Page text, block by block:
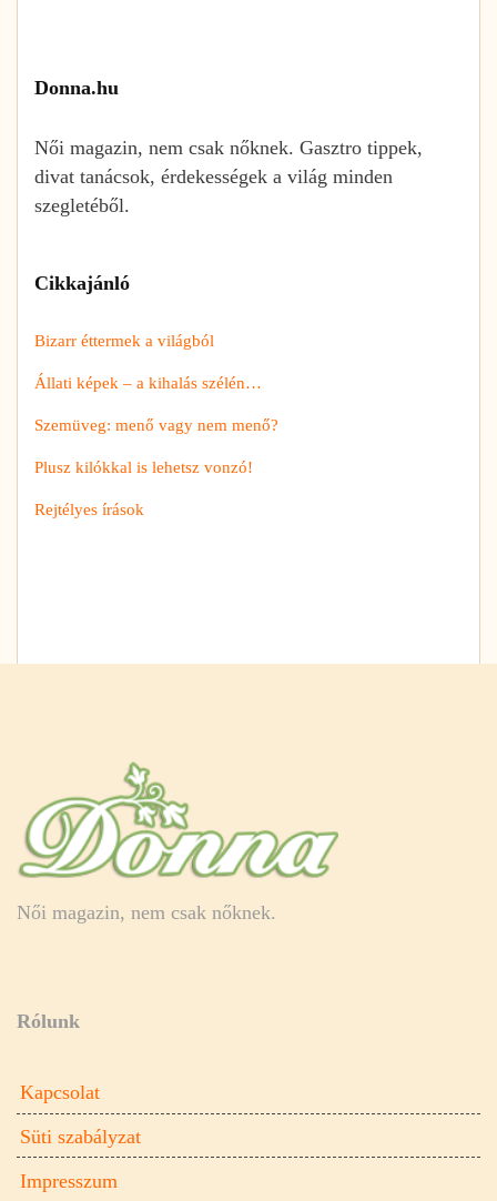
Donna.hu
Női magazin, nem csak nőknek. Gasztro tippek,
divat tanácsok, érdekességek a világ minden
szegletéből.
Cikkajánló
Bizarr éttermek a világból
Állati képek – a kihalás szélén…
Szemüveg: menő vagy nem menő?
Plusz kilókkal is lehetsz vonzó!
Rejtélyes írások
Női magazin, nem csak nőknek.
Rólunk
Kapcsolat
Süti szabályzat
Impresszum